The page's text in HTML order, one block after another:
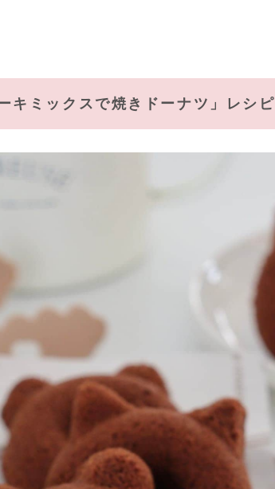
キミックスで焼きドーナツ」レシピ